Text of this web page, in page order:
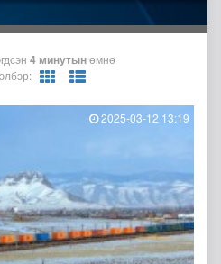
4 минутынөмнө
2025-03-12 13:19